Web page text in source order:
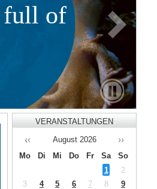
full of
VERANSTALTUNGEN
August 2026
Mo
Di Mi Do Fr Sa
So
1
2
3
4 5 6 7 8
9